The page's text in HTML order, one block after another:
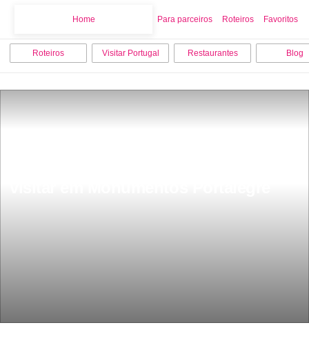
Home Para parceiros Roteiros Favoritos
Roteiros Visitar Portugal Restaurantes Blog